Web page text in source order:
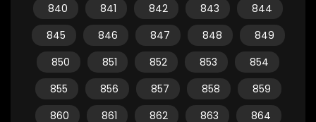
840
841 842 843
844
845
846 847 848
849
850
851 852 853
854
855
856 857 858
859
860
861 862 863
864